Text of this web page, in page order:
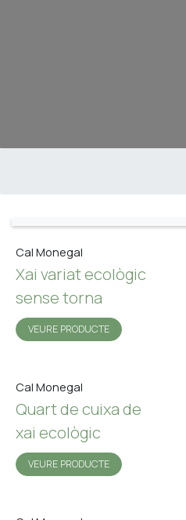
Cal Monegal
Xai variat ecològic
sense torna
VEURE PRODUCTE
Cal Monegal
Quart de cuixa de
xai ecològic
VEURE PRODUCTE